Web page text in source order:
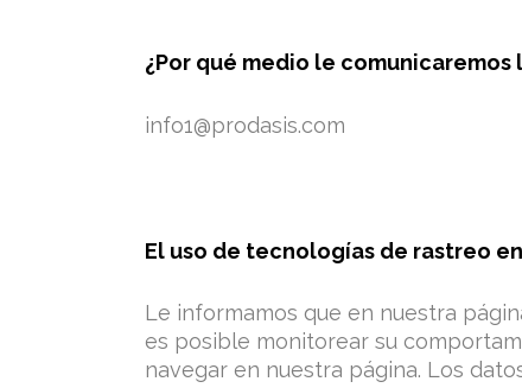
¿Por qué medio le
info1@prodasis.com
El uso de tecnologías de rastreo
Le informamos que en nuestra
es posible monitorear su
navegar en nuestra página. Los